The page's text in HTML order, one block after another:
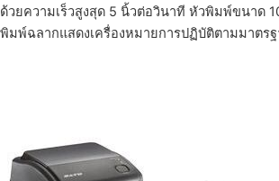
ด้วยความเร็วสูงสุด 5 นิ้วต่อวินาที หัวพิมพ์ขนาด
พิมพ์ฉลากแสดงเครื่องหมายการปฏิบัติตามมาตร